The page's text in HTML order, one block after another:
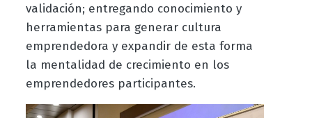
validación; entregando conocimiento y
herramientas para generar cultura
emprendedora y expandir de esta forma
la mentalidad de crecimiento en los
emprendedores participantes.